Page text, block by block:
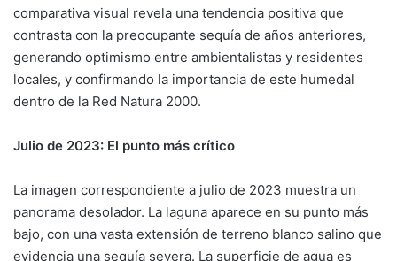
comparativa visual revela una tendencia positiva que
contrasta con la preocupante sequía de años anteriores,
generando optimismo entre ambientalistas y residentes
locales, y confirmando la importancia de este humedal
dentro de la Red Natura 2000.
Julio de 2023: El punto más crítico
La imagen correspondiente a julio de 2023 muestra un
panorama desolador. La laguna aparece en su punto más
bajo, con una vasta extensión de terreno blanco salino que
evidencia una sequía severa. La superficie de agua es